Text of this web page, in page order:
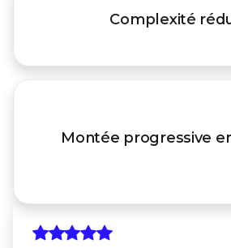
l'intégration et à la gestion
Complexité
protection au fil du temps, en
Montée progressive